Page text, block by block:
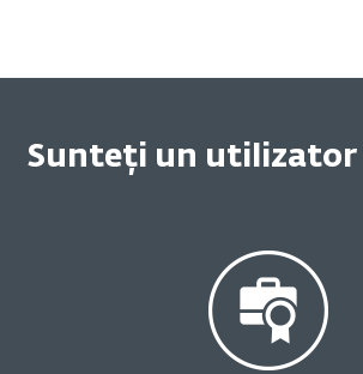
Sunteți un utilizator